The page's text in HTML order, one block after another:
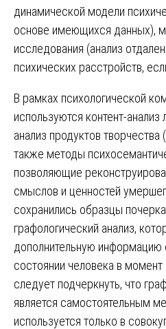
динамической модели
основе имеющихся данных),
исследования (анализ
психических расстройств,
В рамках психологической
используются контент-
анализ продуктов творчества
также методы
позволяющие
смыслов и ценностей
сохранились образцы
графологический анализ,
дополнительную информацию
состоянии человека в момент
следует подчеркнуть, что
является самостоятельным
используется только в